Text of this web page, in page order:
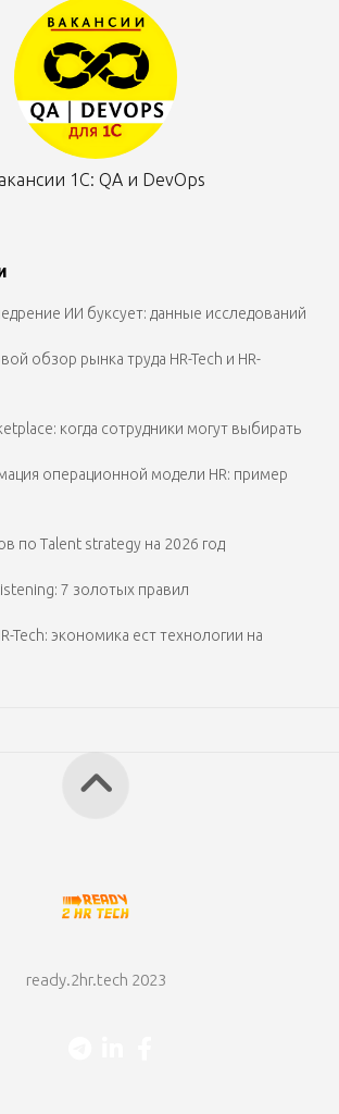
1С: QA и DevOps
ИИ буксует: данные исследований
обзор рынка труда HR-Tech и HR-
когда сотрудники могут выбирать
операционной модели HR: пример
по Talent strategy на 2026 год
7 золотых правил
Tech: экономика ест технологии на
ready.2hr.tech 2023